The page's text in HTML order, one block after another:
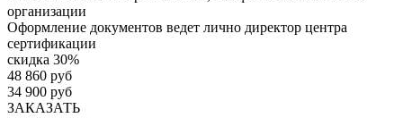
организации
Оформление документов ведет лично директор центра
сертификации
скидка 30%
48 860 руб
34 900 руб
ЗАКАЗАТЬ